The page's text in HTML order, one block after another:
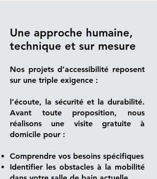
Une approche humaine,
technique et sur mesure
Nos projets d’accessibilité reposent
sur une triple exigence :
l’écoute, la sécurité et la durabilité.
Avant toute proposition, nous
réalisons une visite gratuite à
domicile pour :
Comprendre vos besoins spécifiques
Identifier les obstacles à la mobilité